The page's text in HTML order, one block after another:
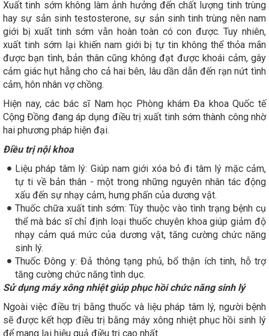
Xuất tinh sớm không làm ảnh hưởng đến chất lượng tinh trùng
hay sự sản sinh testosterone, sự sản sinh tinh trùng nên nam
giới bị xuất tinh sớm vẫn hoàn toàn có con được. Tuy nhiên,
xuất tinh sớm lại khiến nam giới bị tự tin không thể thỏa mãn
được bạn tình, bản thân cũng không đạt được khoái cảm, gây
cảm giác hụt hẫng cho cả hai bên, lâu dần dẫn đến rạn nứt tình
cảm, hôn nhân vợ chồng.
Hiện nay, các bác sĩ Nam học Phòng khám Đa khoa Quốc tế
Cộng Đồng đang áp dụng điều trị xuất tinh sớm thành công nhờ
hai phương pháp hiện đại.
Điều trị nội khoa
Liệu pháp tâm lý: Giúp nam giới xóa bỏ đi tâm lý mặc cảm,
tự ti về bản thân - một trong những nguyên nhân tác động
xấu đến sự nhạy cảm, hưng phấn của dương vật.
Thuốc chữa xuất tinh sớm: Tùy thuộc vào tình trạng bệnh cụ
thể mà bác sĩ chỉ định loại thuốc chuyên khoa giúp giảm độ
nhạy cảm quá mức của dương vật, tăng cường chức năng
sinh lý.
Thuốc Đông y: Đả thông tạng phủ, bổ thận ích tinh, hỗ trợ
tăng cường chức năng tình dục.
Sử dụng máy xông nhiệt giúp phục hồi chức năng sinh lý
Ngoài việc điều trị bằng thuốc và liệu pháp tâm lý, người bệnh
sẽ được kết hợp điều trị bằng máy xông nhiệt phục hồi sinh lý
để mang lại hiệu quả điều trị cao nhất.